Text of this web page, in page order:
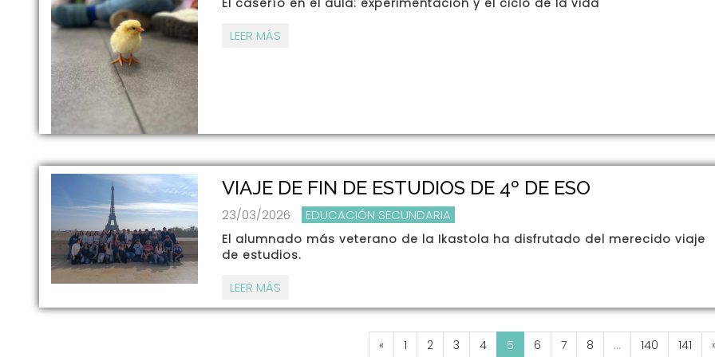
LEER MÁS
VIAJE DE FIN DE ESTUDIOS DE 4º DE ESO
23/03/2026 EDUCACIÓN SECUNDARIA
El alumnado más veterano de la Ikastola ha disfrutado del merecido viaje
de estudios.
LEER MÁS
« 1 2 3 4 5 6 7 8 ... 140 141